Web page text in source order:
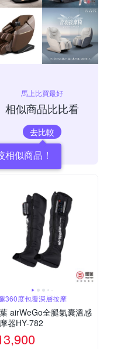
馬上比買最好
相似商品比比看
去比較
似商品！
360度包覆深層按摩
airWeGo全腿氣囊溫感
器HY-782